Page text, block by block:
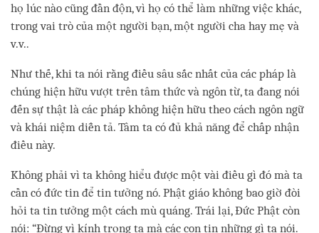
họ lúc nào cũng đần độn, vì họ có thể làm những việc khác,
trong vai trò của một người bạn, một người cha hay mẹ và
v.v..
Như thế, khi ta nói rằng điều sâu sắc nhất của các pháp là
chúng hiện hữu vượt trên tâm thức và ngôn từ, ta đang nói
đến sự thật là các pháp không hiện hữu theo cách ngôn ngữ
và khái niệm diễn tả. Tâm ta có đủ khả năng để chấp nhận
điều này.
Không phải vì ta không hiểu được một vài điều gì đó mà ta
cần có đức tin để tin tưởng nó. Phật giáo không bao giờ đòi
hỏi ta tin tưởng một cách mù quáng. Trái lại, Đức Phật còn
nói: “Đừng vì kính trọng ta mà các con tin những gì ta nói.